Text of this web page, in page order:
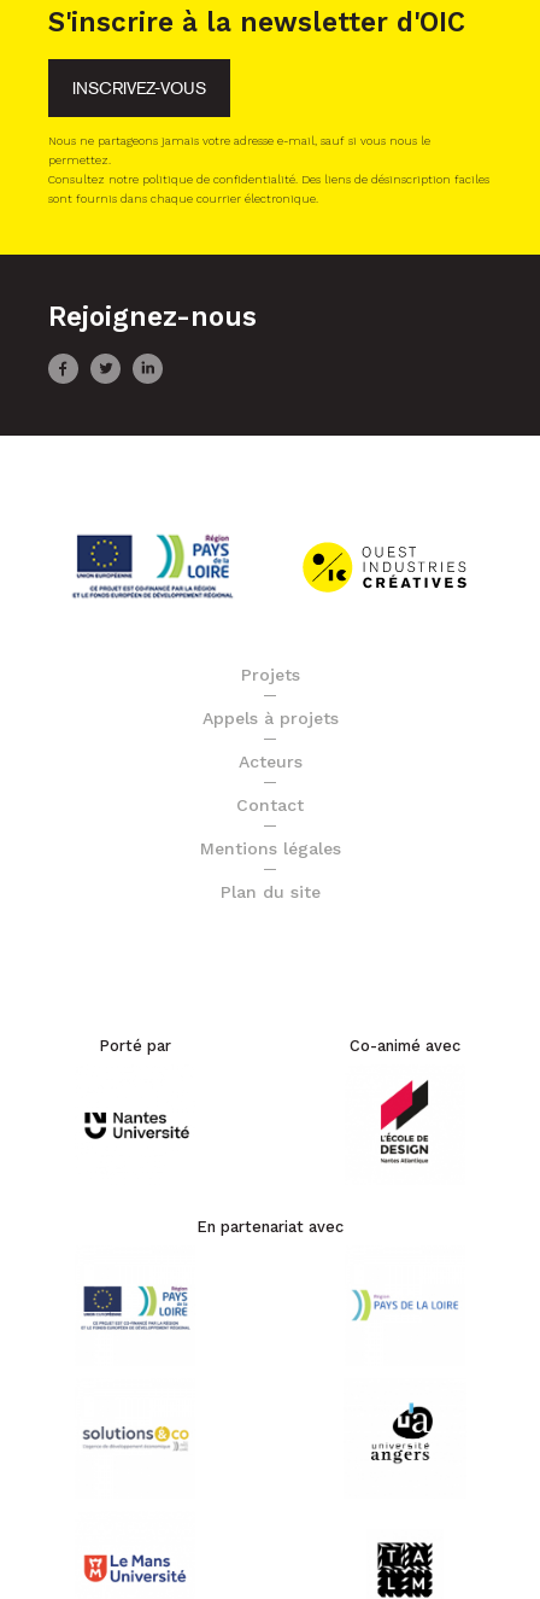
S'inscrire à la newsletter d'OIC
INSCRIVEZ-VOUS
Nous ne partageons jamais votre adresse e-mail, sauf si vous nous le
permettez.
Consultez notre politique de confidentialité. Des liens de désinscription faciles
sont fournis dans chaque courrier électronique.
Rejoignez-nous
Projets
Appels à projets
Acteurs
Contact
Mentions légales
Plan du site
Porté par Co-animé avec
En partenariat avec